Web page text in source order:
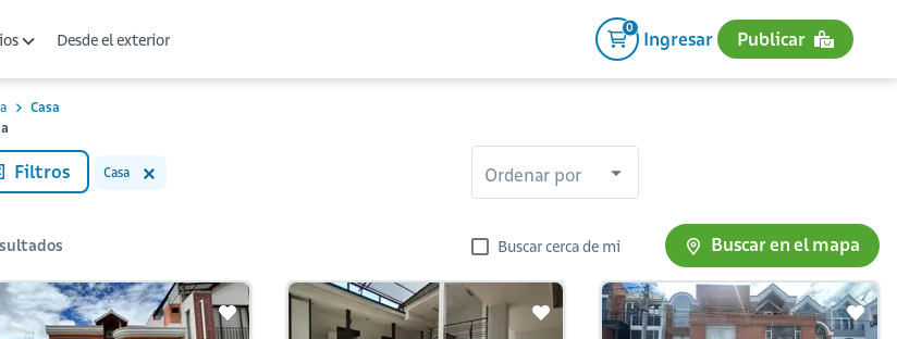
Desde el exterior
0
Ingresar Publicar
Casa
Filtros Casa Ordenar por
Buscar cerca de mi Buscar en el mapa